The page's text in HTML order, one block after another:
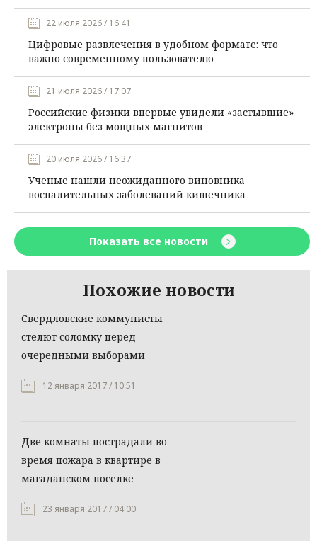
22 июля 2026 / 16:41
Цифровые развлечения в удобном формате: что
важно современному пользователю
21 июля 2026 / 17:07
Российские физики впервые увидели «застывшие»
электроны без мощных магнитов
20 июля 2026 / 16:37
Ученые нашли неожиданного виновника
воспалительных заболеваний кишечника
Показать все новости
Похожие новости
Свердловские коммунисты
стелют соломку перед
очередными выборами
12 января 2017 / 10:51
Две комнаты пострадали во
время пожара в квартире в
магаданском поселке
23 января 2017 / 04:00